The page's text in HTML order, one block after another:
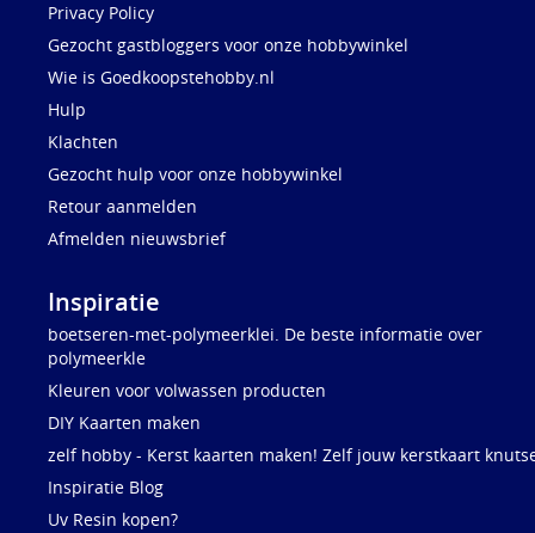
Privacy Policy
Gezocht gastbloggers voor onze hobbywinkel
Wie is Goedkoopstehobby.nl
Hulp
Klachten
Gezocht hulp voor onze hobbywinkel
Retour aanmelden
Afmelden nieuwsbrief
Inspiratie
boetseren-met-polymeerklei. De beste informatie over
polymeerkle
Kleuren voor volwassen producten
DIY Kaarten maken
zelf hobby - Kerst kaarten maken! Zelf jouw kerstkaart
Inspiratie Blog
Uv Resin kopen?